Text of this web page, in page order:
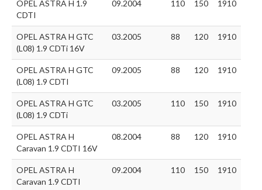
OPEL ASTRA H 1.9
CDTI
09.2004 110 150 1910
OPEL ASTRA H GTC
(L08) 1.9 CDTi 16V
03.2005 88 120 1910
OPEL ASTRA H GTC
(L08) 1.9 CDTI
09.2005 88 120 1910
OPEL ASTRA H GTC
(L08) 1.9 CDTi
03.2005 110 150 1910
OPEL ASTRA H
Caravan 1.9 CDTI 16V
08.2004 88 120 1910
OPEL ASTRA H
Caravan 1.9 CDTI
09.2004 110 150 1910